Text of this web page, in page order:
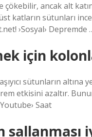
ancak alt
katların sütunları
›Sosyal›
için
sütunların
etkisini azaltır.
Saat
sallanması